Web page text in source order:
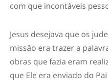
com que incontáveis
Jesus desejava que os
missão era trazer a
obras que fazia eram
que Ele era enviado do